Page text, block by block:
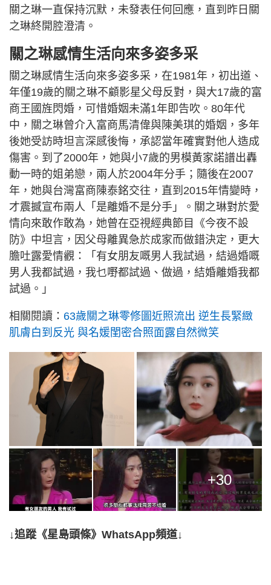
關之琳一直保持沉默，未發表任何回應，直到昨日關
之琳終開腔澄清。
關之琳感情生活向來多姿多采
關之琳感情生活向來多姿多采，在1981年，初出道、
年僅19歲的關之琳不顧影星父母反對，與大17歲的富
商王國旌閃婚，可惜婚姻未滿1年即告吹。80年代
中，關之琳曾介入富商馬清偉與陳美琪的婚姻，多年
後她受訪時坦言深感後悔，承認當年確實對他人造成
傷害。到了2000年，她與小7歲的男模黃家諾譜出轟
動一時的姐弟戀，兩人於2004年分手；隨後在2007
年，她與台灣富商陳泰銘交往，直到2015年情變時，
才震撼宣布兩人「是離婚不是分手」。關之琳對於愛
情向來敢作敢為，她曾在亞視經典節目《今夜不設
防》中坦言，因父母離異急於成家而做錯決定，更大
膽吐露愛情觀：「有女朋友嘅男人我試過，結過婚嘅
男人我都試過，我乜嘢都試過、做過，結婚離婚我都
試過。」
相關閱讀： 63歲關之琳零修圖近照流出 逆生長緊緻
肌膚白到反光 與名媛閨密合照面露自然微笑
+30
↓追蹤《星島頭條》WhatsApp頻道↓